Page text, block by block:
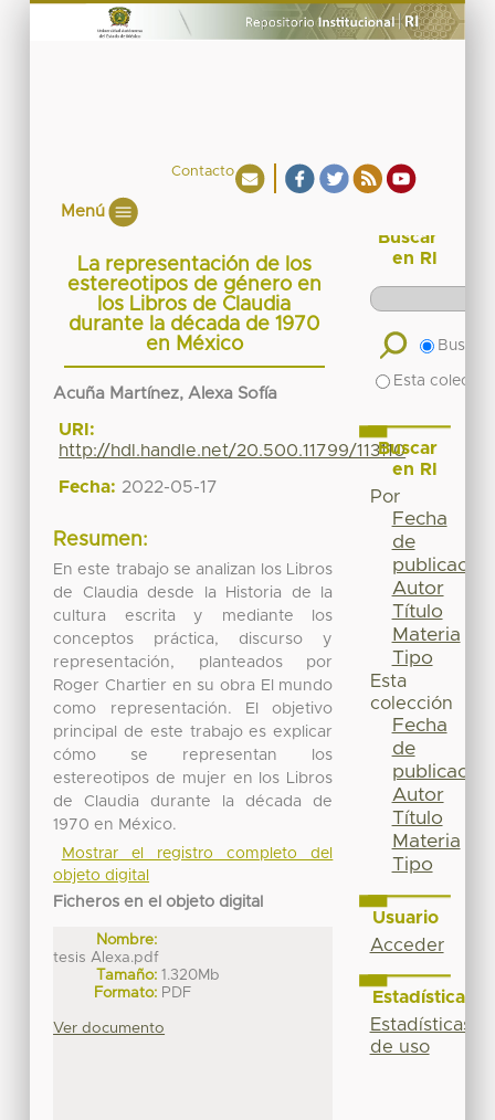
Contacto
Menú
La representación de los
estereotipos de género en
los Libros de Claudia
durante la década de 1970
en México
Acuña Martínez, Alexa Sofía
URI:
http://hdl.handle.net/20.500.11799/113110
Fecha: 2022-05-17
Resumen:
En este trabajo se analizan los Libros
de Claudia desde la Historia de la
cultura escrita y mediante los
conceptos práctica, discurso y
representación, planteados por
Roger Chartier en su obra El mundo
como representación. El objetivo
principal de este trabajo es explicar
cómo se representan los
estereotipos de mujer en los Libros
de Claudia durante la década de
1970 en México.
Mostrar el registro completo del
objeto digital
Ficheros en el objeto digital
Nombre:
tesis Alexa.pdf
Tamaño: 1.320Mb
Formato: PDF
Ver documento
Buscar
en RI
Buscar
Esta
Buscar
en RI
Por
Fecha
de
publicación
Autor
Título
Materia
Tipo
Esta
colección
Fecha
de
publicación
Autor
Título
Materia
Tipo
Usuario
Acceder
Estadísticas
Estadísticas
de uso